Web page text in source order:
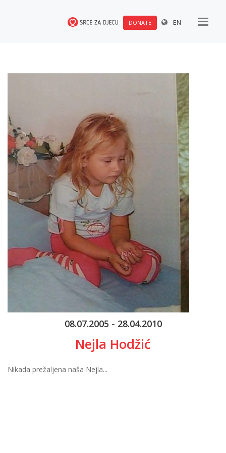
DONATE EN
08.07.2005 - 28.04.2010
Nejla Hodžić
Nikada prežaljena naša Nejla...